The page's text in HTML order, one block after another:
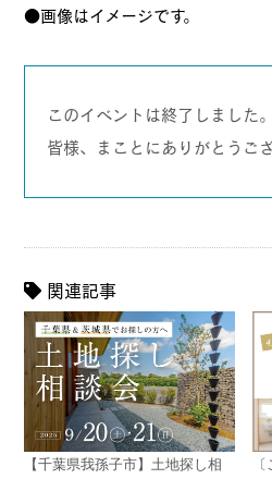
●画像はイメージです。
このイベントは終了しました
皆様、まことにありがとうご
関連記事
【千葉県我孫子市】土地探し相